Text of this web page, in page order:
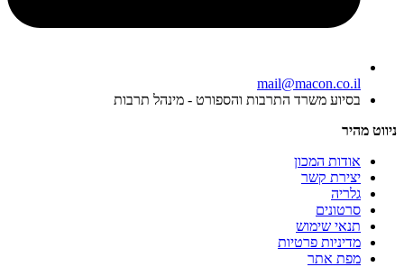
mail@macon.co.il
בסיוע משרד התרבות והספורט - מינהל תרבות
ניווט מהיר
אודות המכון
יצירת קשר
גלריה
סרטונים
תנאי שימוש
מדיניות פרטיות
מפת אתר